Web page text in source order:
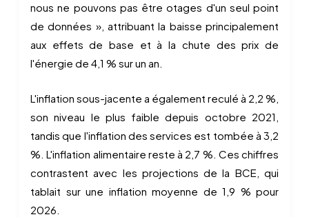
nous ne pouvons pas être otages d'un seul point
de données », attribuant la baisse principalement
aux effets de base et à la chute des prix de
l'énergie de 4,1 % sur un an.
L'inflation sous-jacente a également reculé à 2,2 %,
son niveau le plus faible depuis octobre 2021,
tandis que l'inflation des services est tombée à 3,2
%. L'inflation alimentaire reste à 2,7 %. Ces chiffres
contrastent avec les projections de la BCE, qui
tablait sur une inflation moyenne de 1,9 % pour
2026.